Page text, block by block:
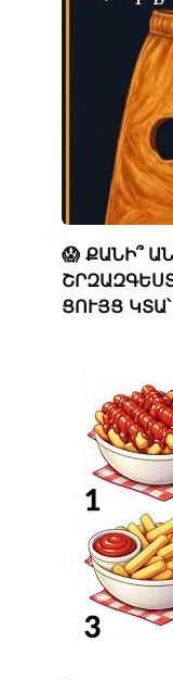
😱 ՔԱՆԻ՞
ՑՈՒՅՑ